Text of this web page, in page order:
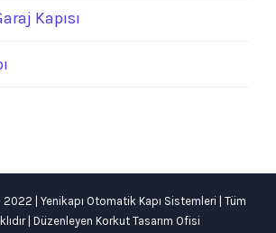
Kapısı
| Yenikapı Otomatik Kapı Sistemleri | Tüm
| Düzenleyen Korkut Tasarım Ofisi